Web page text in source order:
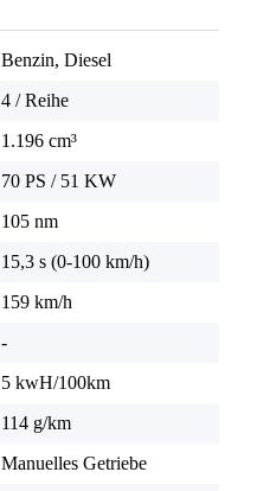
Benzin, Diesel
4 / Reihe
1.196 cm³
70 PS / 51 KW
105 nm
15,3 s (0-100 km/h)
159 km/h
-
5 kwH/100km
114 g/km
Manuelles Getriebe